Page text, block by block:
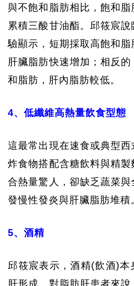
與不飽和脂肪相比，飽和
累積三酸甘油酯。邱筱宸
驗顯示，短期採取高飽和
肝臟脂肪快速增加；相反
和脂肪，肝內脂肪較低。
4、低纖維高熱量飲食型態
這最常出現在速食或典型
炸食物搭配含糖飲料與精製
合熱量驚人，卻缺乏蔬菜與
發慢性發炎與肝臟脂肪堆積
5、酒精
邱筱宸表示，酒精(飲酒)本
肝形成。對脂肪肝患者來